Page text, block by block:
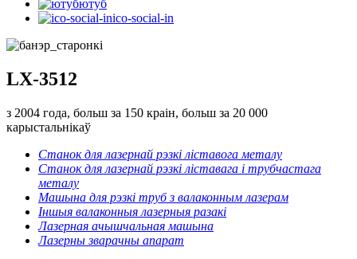
ютуб
ico-social-in
LX-3512
з 2004 года, больш за 150 краін, больш за 20 000
карыстальнікаў
Станок для лазернай рэзкі ліставога металу
Станок для лазернай рэзкі ліставага і трубчастага
металу
Машына для рэзкі труб з валаконным лазерам
Іншыя валаконныя лазерныя разакі
Лазерная ачышчальная машына
Лазерны зварачны апарат